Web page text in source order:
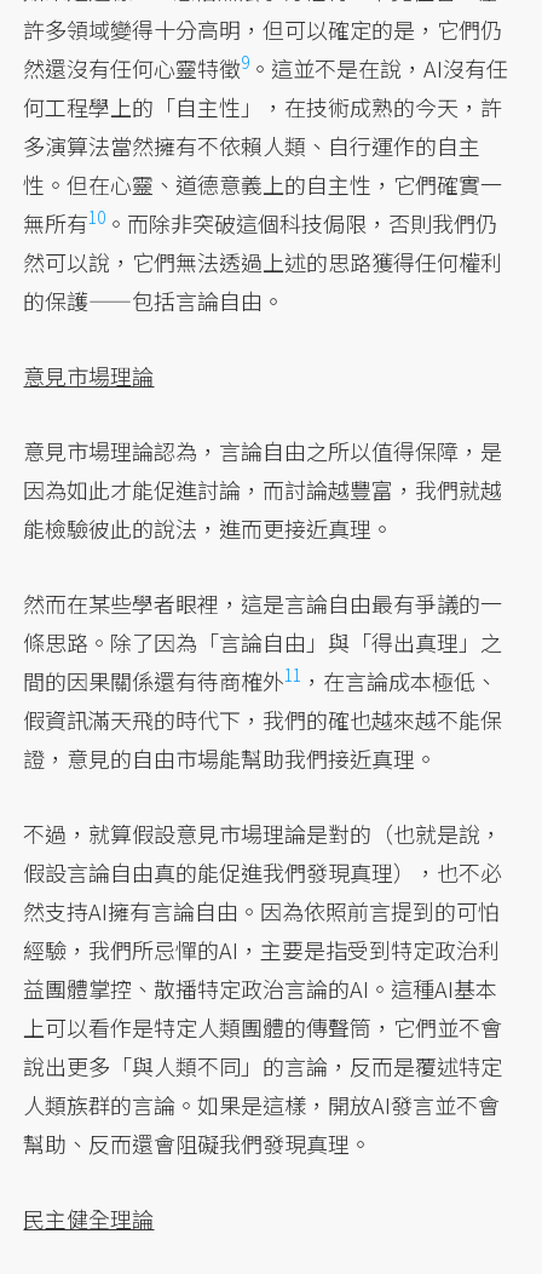
許多領域變得十分高明，但可以確定的是，它們仍
然還沒有任何心靈特徵9 。這並不是在說，AI沒有任
何工程學上的「自主性」，在技術成熟的今天，許
多演算法當然擁有不依賴人類、自行運作的自主
性。但在心靈、道德意義上的自主性，它們確實一
無所有10 。而除非突破這個科技侷限，否則我們仍
然可以說，它們無法透過上述的思路獲得任何權利
的保護——包括言論自由。
意見市場理論
意見市場理論認為，言論自由之所以值得保障，是
因為如此才能促進討論，而討論越豐富，我們就越
能檢驗彼此的說法，進而更接近真理。
然而在某些學者眼裡，這是言論自由最有爭議的一
條思路。除了因為「言論自由」與「得出真理」之
間的因果關係還有待商榷外11 ，在言論成本極低、
假資訊滿天飛的時代下，我們的確也越來越不能保
證，意見的自由市場能幫助我們接近真理。
不過，就算假設意見市場理論是對的（也就是說，
假設言論自由真的能促進我們發現真理），也不必
然支持AI擁有言論自由。因為依照前言提到的可怕
經驗，我們所忌憚的AI，主要是指受到特定政治利
益團體掌控、散播特定政治言論的AI。這種AI基本
上可以看作是特定人類團體的傳聲筒，它們並不會
說出更多「與人類不同」的言論，反而是覆述特定
人類族群的言論。如果是這樣，開放AI發言並不會
幫助、反而還會阻礙我們發現真理。
民主健全理論